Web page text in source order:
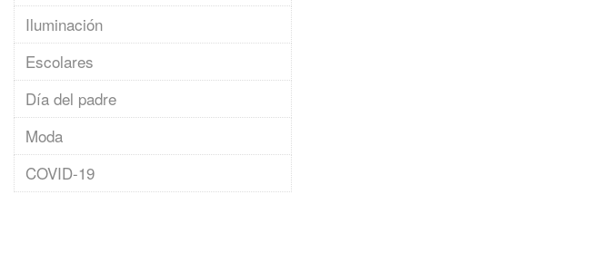
Iluminación
Escolares
Día del padre
Moda
COVID-19